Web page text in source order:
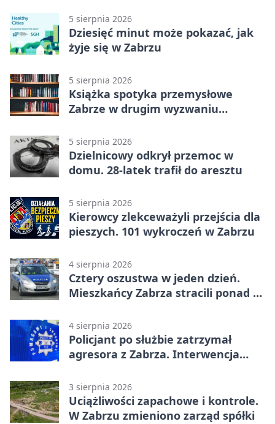
5 sierpnia 2026
Dziesięć minut może pokazać, jak
żyje się w Zabrzu
5 sierpnia 2026
Książka spotyka przemysłowe
Zabrze w drugim wyzwaniu
5 sierpnia 2026
Dzielnicowy odkrył przemoc w
domu. 28-latek trafił do aresztu
5 sierpnia 2026
Kierowcy zlekceważyli przejścia dla
pieszych. 101 wykroczeń w Zabrzu
4 sierpnia 2026
Cztery oszustwa w jeden dzień.
Mieszkańcy Zabrza stracili ponad 6
4 sierpnia 2026
Policjant po służbie zatrzymał
agresora z Zabrza. Interwencja
3 sierpnia 2026
Uciążliwości zapachowe i kontrole.
W Zabrzu zmieniono zarząd spółki